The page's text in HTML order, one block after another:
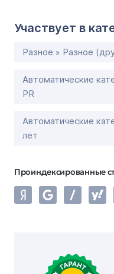
Участвует в
Разное » Разное
Автоматические
PR
Автоматические
лет
Проиндексированные